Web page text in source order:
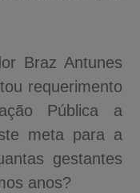
Braz Antunes
requerimento
Pública a
meta para a
gestantes
anos?